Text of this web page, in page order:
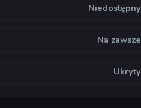
Niedostępny
Na zawsze
Ukryty